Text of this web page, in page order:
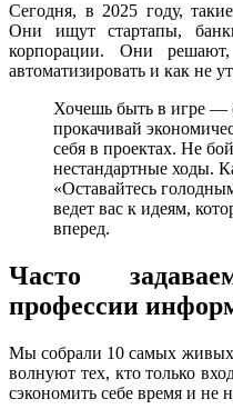
Сегодня, в 2025 году,
Они ищут стартапы,
корпорации. Они
автоматизировать и как не
Хочешь быть в игре —
прокачивай
себя в проектах. Не
нестандартные ходы.
«Оставайтесь
ведет вас к идеям,
вперед.
Часто
профессии
Мы собрали 10 самых живых
волнуют тех, кто только
сэкономить себе время и не